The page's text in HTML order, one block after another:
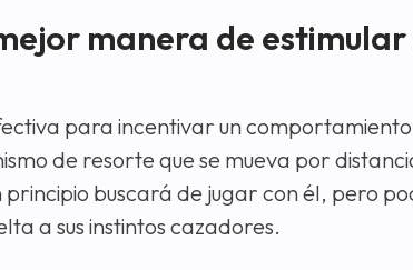
manera de
para incentivar un
de resorte que se mueva por
principio buscará de jugar con él, pero
a sus instintos cazadores.